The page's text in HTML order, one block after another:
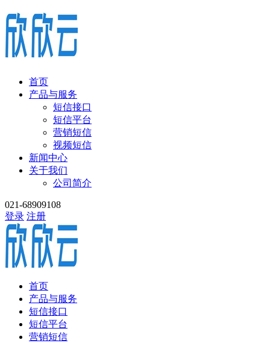
首页
产品与服务
短信接口
短信平台
营销短信
视频短信
新闻中心
关于我们
公司简介
021-68909108
登录 注册
首页
产品与服务
短信接口
短信平台
营销短信